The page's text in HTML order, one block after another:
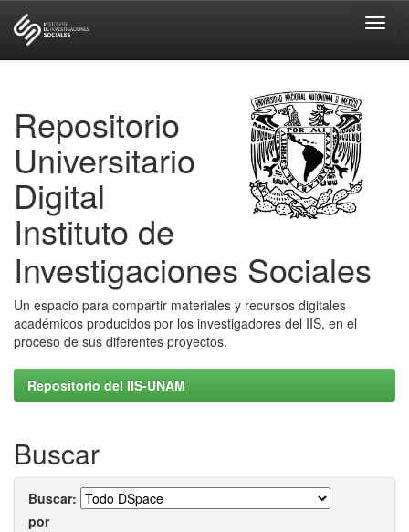
Repositorio
Universitario
Digital
Instituto de
Investigaciones Sociales
Un espacio para compartir materiales y recursos digitales
académicos producidos por los investigadores del IIS, en el
proceso de sus diferentes proyectos.
Repositorio del IIS-UNAM
Buscar
Buscar:
por